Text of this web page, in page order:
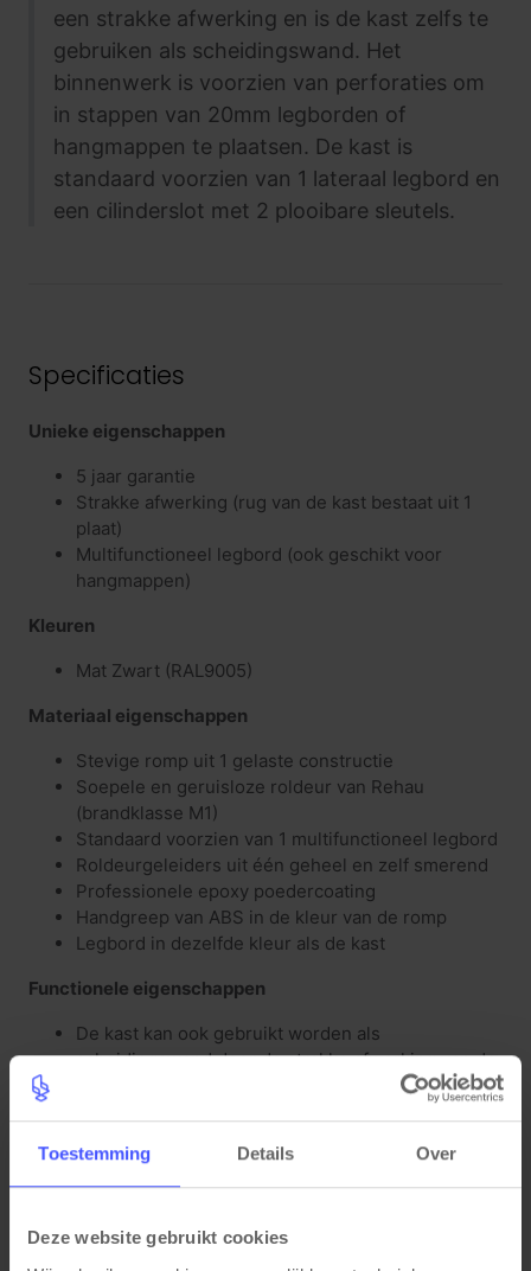
Toestemming Details Over
Deze website gebruikt cookies
een strakke afwerking en is de kast zelfs te
gebruiken als scheidingswand. Het
binnenwerk is voorzien van perforaties om
in stappen van 20mm legborden of
hangmappen te plaatsen. De kast is
standaard voorzien van 1 lateraal legbord en
een cilinderslot met 2 plooibare sleutels.
Specificaties
Unieke eigenschappen
5 jaar garantie
Strakke afwerking (rug van de kast bestaat uit 1
plaat)
Multifunctioneel legbord (ook geschikt voor
hangmappen)
Kleuren
Mat Zwart (RAL9005)
Materiaal eigenschappen
Stevige romp uit 1 gelaste constructie
Soepele en geruisloze roldeur van Rehau
(brandklasse M1)
Standaard voorzien van 1 multifunctioneel legbord
Roldeurgeleiders uit één geheel en zelf smerend
Professionele epoxy poedercoating
Handgreep van ABS in de kleur van de romp
Legbord in dezelfde kleur als de kast
Functionele eigenschappen
De kast kan ook gebruikt worden als
scheidingswand door de strakke afwerking van de
Centrale vergrendeling met cilinderslot inclusief 2
Sterk legbord met een draagkracht van 60kg